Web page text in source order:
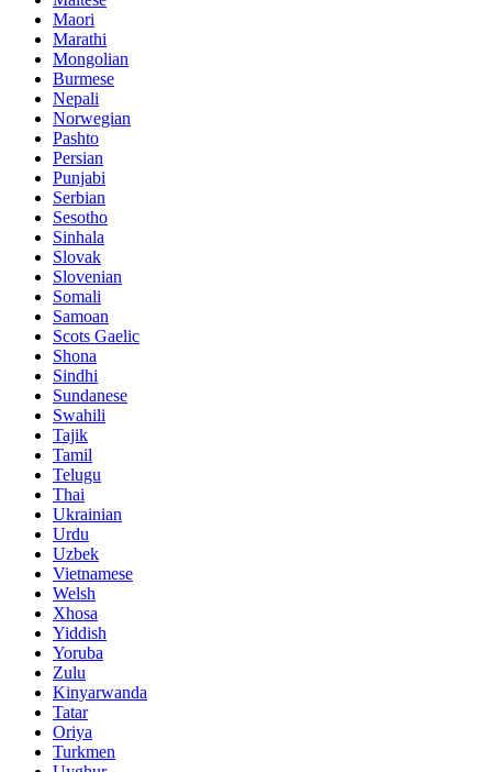
Maori
Marathi
Mongolian
Burmese
Nepali
Norwegian
Pashto
Persian
Punjabi
Serbian
Sesotho
Sinhala
Slovak
Slovenian
Somali
Samoan
Scots Gaelic
Shona
Sindhi
Sundanese
Swahili
Tajik
Tamil
Telugu
Thai
Ukrainian
Urdu
Uzbek
Vietnamese
Welsh
Xhosa
Yiddish
Yoruba
Zulu
Kinyarwanda
Tatar
Oriya
Turkmen